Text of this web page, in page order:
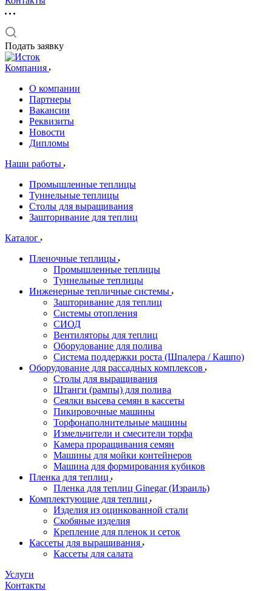
Подать заявку
Компания
О компании
Партнеры
Вакансии
Реквизиты
Новости
Дипломы
Наши работы
Промышленные теплицы
Туннельные теплицы
Столы для выращивания
Зашторивание для теплиц
Каталог
Пленочные теплицы
Промышленные теплицы
Туннельные теплицы
Инженерные тепличные системы
Зашторивание для теплиц
Системы отопления
СИОД
Вентиляторы для теплиц
Оборудование для полива
Система поддержки роста (Шпалера / Кашпо)
Оборудование для рассадных комплексов
Столы для выращивания
Штанги (рампы) для полива
Сеялки высева семян в кассеты
Пикировочные машины
Торфонаполнительные машины
Измельчители и смесители торфа
Камера проращивания семян
Машины для мойки контейнеров
Машина для формирования кубиков
Пленка для теплиц
Пленка для теплиц Ginegar (Израиль)
Комплектующие для теплиц
Изделия из оцинкованной стали
Скобяные изделия
Крепление для пленок и сеток
Кассеты для выращивания
Кассеты для салата
Услуги
Контакты